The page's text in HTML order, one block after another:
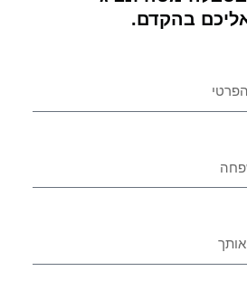
בהקדם.